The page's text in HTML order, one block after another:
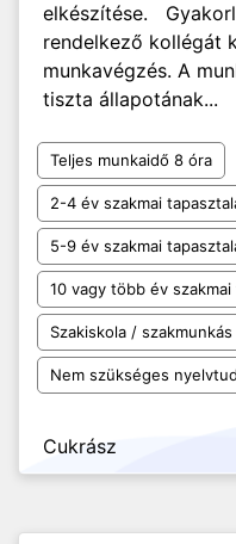
elkészítése.
rendelkező kollégát
munkavégzés. A
tiszta állapotának...
Teljes munkaidő 8 óra
2-4 év szakmai
5-9 év szakmai
10 vagy több év
Szakiskola /
Nem szükséges
Cukrász